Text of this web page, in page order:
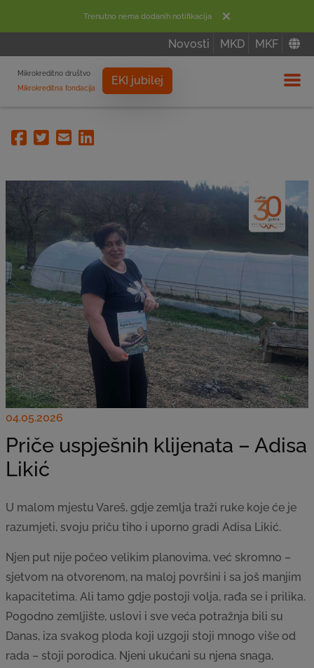
Trenutno nema dodanih notifikacija
Novosti MKD MKF
Mikrokreditno društvo
Mikrokreditna fondacija
EKI jubilej
Facebook
TwitterEmailLinkedin
04.05.2026
Priče uspješnih klijenata – Adisa
Likić
U malom mjestu Vareš, gdje zemlja traži ruke koje će je
razumjeti, svoju priču tiho i uporno gradi Adisa Likić.
Njen put nije počeo velikim planovima, već skromno –
sjetvom na otvorenom, na maloj površini i sa još manjim
kapacitetima. Ali tamo gdje postoji volja, rađa se i prilika.
Pogodno zemljište, uslovi i sve veća potražnja bili su
Danas, iza svakog ploda koji uzgoji stoji mnogo više od
rada – stoji porodica. Njeni ukućani su njena snaga,